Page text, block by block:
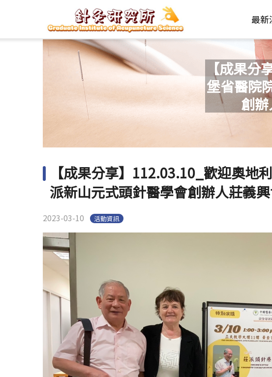
最新
【成果
堡省醫院
創
【成果分享】112.03.10_歡迎奧地
派新山元式頭針醫學會創辦人莊義
2023-03-10 活動資訊